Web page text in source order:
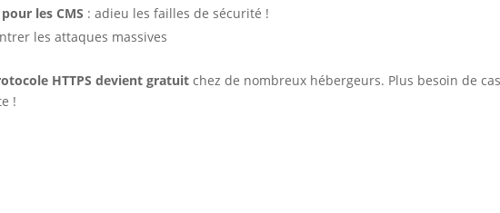
les CMS : adieu les failles de sécurité !
les attaques massives
HTTPS devient gratuit chez de nombreux hébergeurs. Plus besoin de
!